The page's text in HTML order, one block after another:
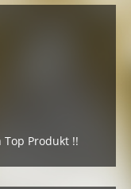
Produkt !!